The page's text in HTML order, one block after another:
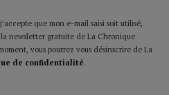
que mon e-mail saisi soit utilisé,
newsletter gratuite de La Chronique
vous pourrez vous désinscrire de La
de confidentialité.